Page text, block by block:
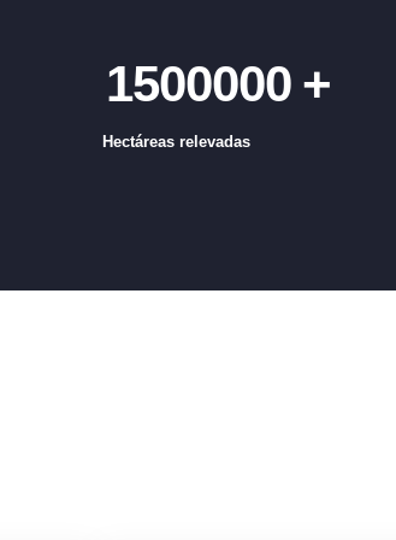
1500000 +
Hectáreas relevadas